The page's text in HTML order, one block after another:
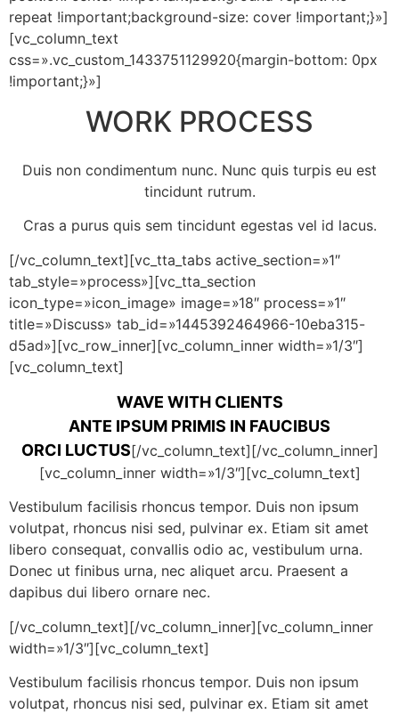
repeat !important;background-size: cover !important;}»]
[vc_column_text
css=».vc_custom_1433751129920{margin-bottom: 0px
!important;}»]
WORK PROCESS
Duis non condimentum nunc. Nunc quis turpis eu est
tincidunt rutrum.
Cras a purus quis sem tincidunt egestas vel id lacus.
[/vc_column_text][vc_tta_tabs active_section=»1″
tab_style=»process»][vc_tta_section
icon_type=»icon_image» image=»18″ process=»1″
title=»Discuss» tab_id=»1445392464966-10eba315-
d5ad»][vc_row_inner][vc_column_inner width=»1/3″]
[vc_column_text]
WAVE WITH CLIENTS
ANTE IPSUM PRIMIS IN FAUCIBUS
ORCI LUCTUS[/vc_column_text][/vc_column_inner]
[vc_column_inner width=»1/3″][vc_column_text]
Vestibulum facilisis rhoncus tempor. Duis non ipsum
volutpat, rhoncus nisi sed, pulvinar ex. Etiam sit amet
libero consequat, convallis odio ac, vestibulum urna.
Donec ut finibus urna, nec aliquet arcu. Praesent a
dapibus dui libero ornare nec.
[/vc_column_text][/vc_column_inner][vc_column_inner
width=»1/3″][vc_column_text]
Vestibulum facilisis rhoncus tempor. Duis non ipsum
volutpat, rhoncus nisi sed, pulvinar ex. Etiam sit amet